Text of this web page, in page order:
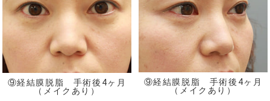
⑨経結膜脱脂 手術後4ヶ月
（メイクあり）
⑨経結膜脱脂 手術後4ヶ月
（メイクあり）